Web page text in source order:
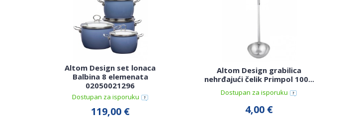
Altom Design set lonaca
Balbina 8 elemenata
02050021296
Dostupan za isporuku
119,00 €
Altom Design grabilica
nehrđajući čelik Primpol 100...
Dostupan za isporuku
4,00 €